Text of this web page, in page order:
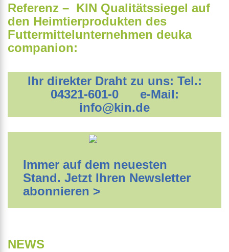
Referenz – KIN Qualitätssiegel auf
den Heimtierprodukten des
Futtermittelunternehmen deuka
companion:
Ihr direkter Draht zu uns: Tel.:
04321-601-0 e-Mail:
info@kin.de
Immer auf dem neuesten
Stand. Jetzt Ihren Newsletter
abonnieren >
NEWS